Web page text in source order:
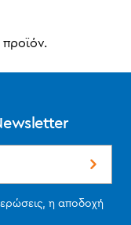
η αποδοχή